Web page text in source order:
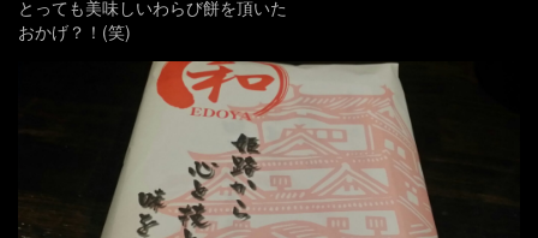
とっても美味しいわらび餅を頂いた
おかげ？！(笑)